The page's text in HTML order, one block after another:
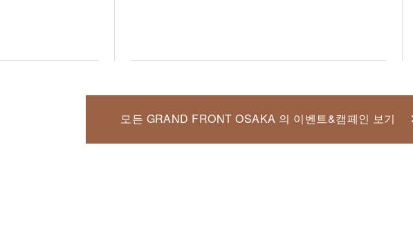
모든 GRAND FRONT OSAKA 의 이벤트&캠페인 보기